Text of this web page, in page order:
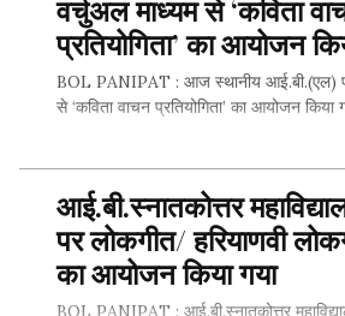
वर्चुअल माध्‍यम से ‘कविता
प्रतियोगिता’ का आयोजन
BOL PANIPAT : आज स्‍थानीय आई.बी.(एल)
से ‘कविता वाचन प्रतियोगिता’ का आयोजन
SHARE THIS...
आई.बी.स्नातकोत्तर
पर लोकगीत/ हरियाणवी
का आयोजन किया गया
BOL PANIPAT : आई.बी.स्नातकोत्तर